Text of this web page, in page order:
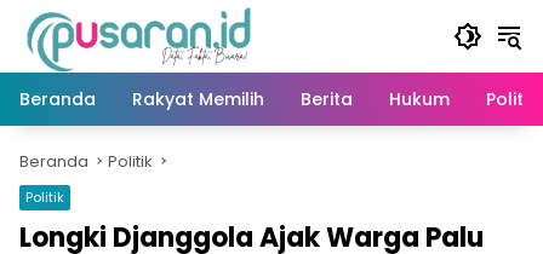
Langsung
konten
Beranda
Rakyat Memilih Berita Hukum Politik
Beranda Politik
Politik
Longki Djanggola Ajak Warga Palu